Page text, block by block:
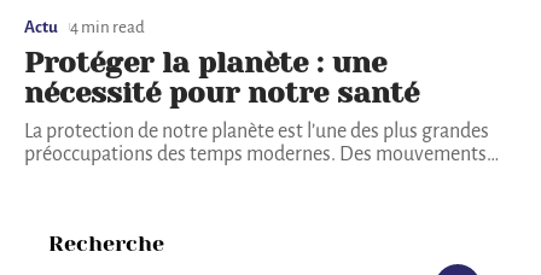
Actu 4 min read
Protéger la planète : une
nécessité pour notre santé
La protection de notre planète est l’une des plus grandes
préoccupations des temps modernes. Des mouvements…
Recherche